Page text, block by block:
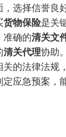
选择信誉良
货物保险是关
准确的清关文
清关代理协助
的法律法规
应急预案，